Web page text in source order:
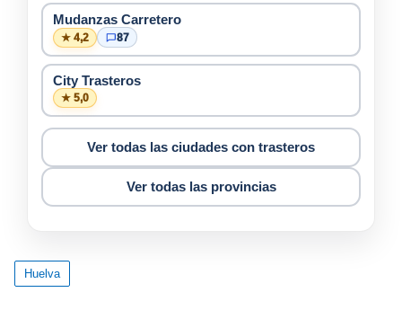
Mudanzas Carretero
★ 4,2 87
City Trasteros
★ 5,0
Ver todas las ciudades con trasteros
Ver todas las provincias
Huelva